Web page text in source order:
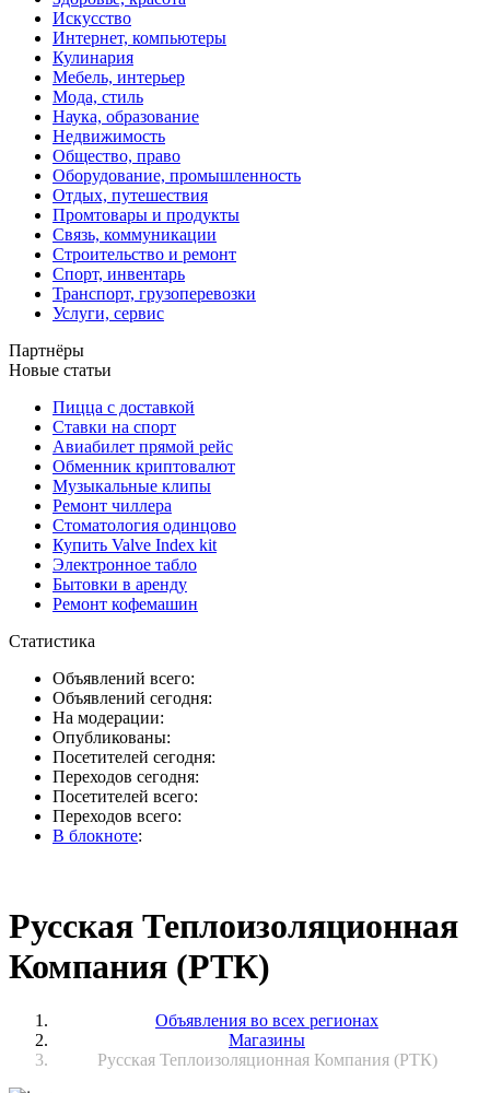
Искусство
Интернет, компьютеры
Кулинария
Мебель, интерьер
Мода, стиль
Наука, образование
Недвижимость
Общество, право
Оборудование, промышленность
Отдых, путешествия
Промтовары и продукты
Связь, коммуникации
Строительство и ремонт
Спорт, инвентарь
Транспорт, грузоперевозки
Услуги, сервис
Партнёры
Новые статьи
Пицца с доставкой
Ставки на спорт
Авиабилет прямой рейс
Обменник криптовалют
Музыкальные клипы
Ремонт чиллера
Стоматология одинцово
Купить Valve Index kit
Электронное табло
Бытовки в аренду
Ремонт кофемашин
Статистика
Объявлений всего:
Объявлений сегодня:
На модерации:
Опубликованы:
Посетителей сегодня:
Переходов сегодня:
Посетителей всего:
Переходов всего:
В блокноте:
Русская Теплоизоляционная
Компания (РТК)
Объявления во всех регионах
Магазины
Русская Теплоизоляционная Компания (РТК)